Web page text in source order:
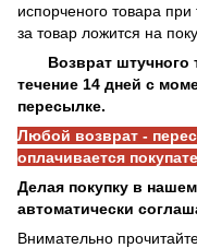
испорченого товара при
за товар ложится на
Возврат штучного
течение 14 дней с
пересылке.
Любой возврат -
оплачивается
Делая покупку в
автоматически
Внимательно